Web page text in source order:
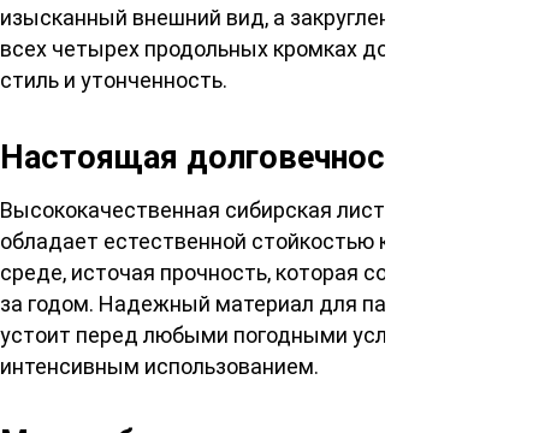
изысканный внешний вид, а закругленные фаски на
всех четырех продольных кромках добавляют
стиль и утонченность.
Настоящая долговечность
Высококачественная сибирская лиственница
обладает естественной стойкостью к влажной
среде, источая прочность, которая сохраняется год
за годом. Надежный материал для палуб, который
устоит перед любыми погодными условиями и
интенсивным использованием.